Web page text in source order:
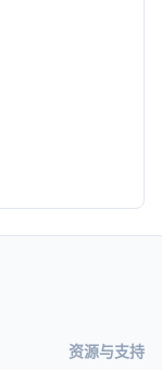
资源与支持